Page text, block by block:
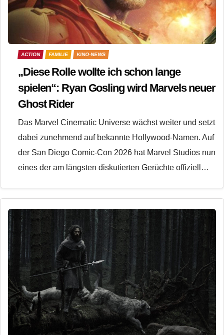
ACTION FAMILIE KINO-NEWS
„Diese Rolle wollte ich schon lange
spielen“: Ryan Gosling wird Marvels neuer
Ghost Rider
Das Marvel Cinematic Universe wächst weiter und setzt
dabei zunehmend auf bekannte Hollywood-Namen. Auf
der San Diego Comic-Con 2026 hat Marvel Studios nun
eines der am längsten diskutierten Gerüchte offiziell…